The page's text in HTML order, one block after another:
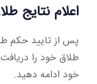
اعلام نتایج
پس از تایید حکم
طلاق خود را
خود ادامه دهید.